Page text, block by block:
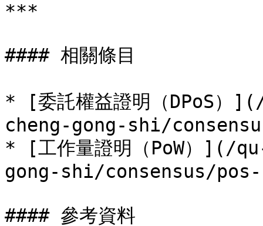
***
#### 相關條目
* [委託權益證明（DPoS
cheng-gong-shi/
* [工作量證明（PoW）
gong-shi/consensus/